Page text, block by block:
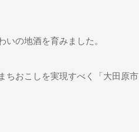
の地酒を育みました。
ちおこしを実現すべく「大田原市